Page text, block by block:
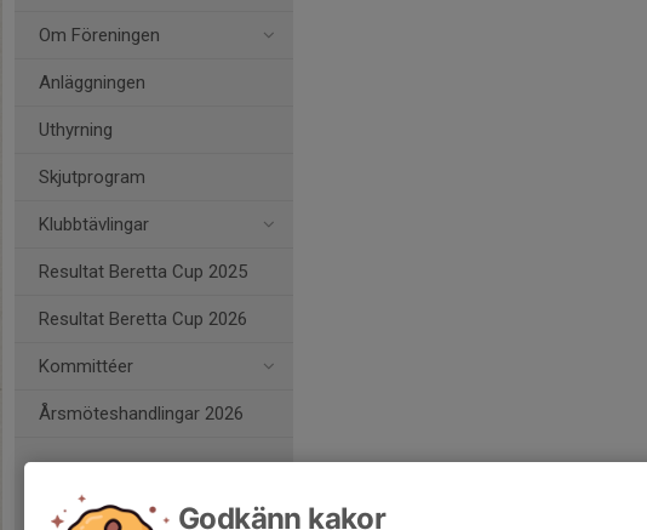
Om Föreningen
Anläggningen
Uthyrning
Skjutprogram
Klubbtävlingar
Resultat Beretta Cup 2025
Resultat Beretta Cup 2026
Kommittéer
Årsmöteshandlingar 2026
Godkänn kakor